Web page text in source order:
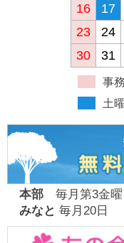
16
17
23
24
30
31
事
土
本部毎月第3金曜
みなと 毎月20日